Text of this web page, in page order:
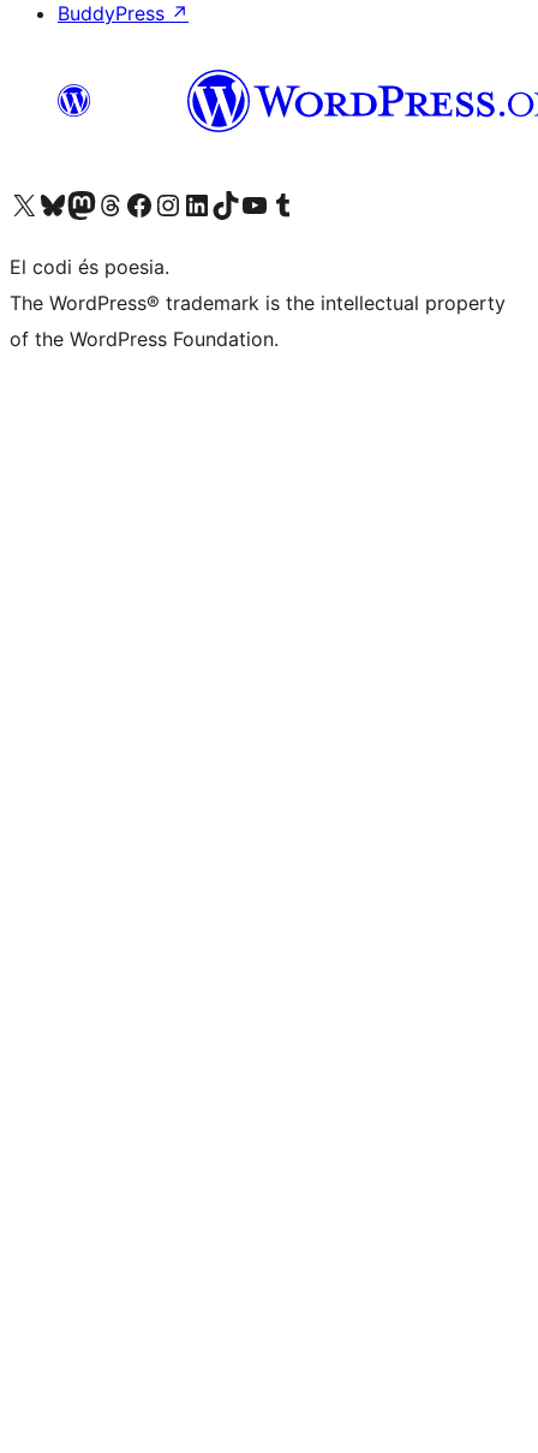
BuddyPress ↗
Visiteu el nostre compte X (abans Twitter)
Visiteu el nostre compte de Bluesky
Visiteu el nostre compte al Mastodon
Visiteu el nostre compte de Threads
Visiteu la nostra pàgina al Facebook
Visiteu el nostre compte d'Instagram
Visiteu el nostre compte de LinkedIn
Visiteu el nostre compte de TikTok
Visiteu el nostre canal al YouTube
Visiteu el nostre compte de Tumblr
El codi és poesia.
The WordPress® trademark is the intellectual property
of the WordPress Foundation.